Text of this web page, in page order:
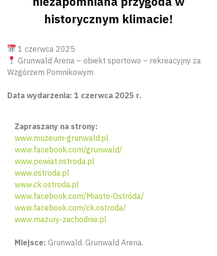
historycznym klimacie!
1 czerwca 2025
Grunwald Arena – obiekt sportowo – rekreacyjny za
Wzgórzem Pomnikowym
Data wydarzenia: 1 czerwca 2025 r.
Zapraszany na strony:
www.muzeum-grunwald.pl
www.facebook.com/grunwald/
www.powiat.ostroda.pl
www.ostroda.pl
www.ck.ostroda.pl
www.facebook.com/Miasto-Ostróda/
www.facebook.com/ck.ostroda/
www.mazury-zachodnie.pl
Miejsce: Grunwald. Grunwald Arena.